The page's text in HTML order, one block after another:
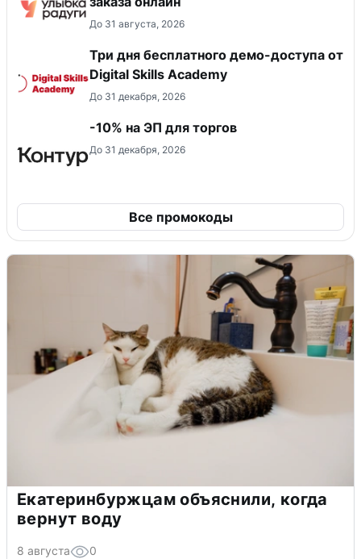
До 31 августа, 2026
Три дня бесплатного демо-доступа от
Digital Skills Academy
До 31 декабря, 2026
-10% на ЭП для торгов
До 31 декабря, 2026
Все промокоды
Екатеринбуржцам объяснили, когда
вернут воду
8 августа 0